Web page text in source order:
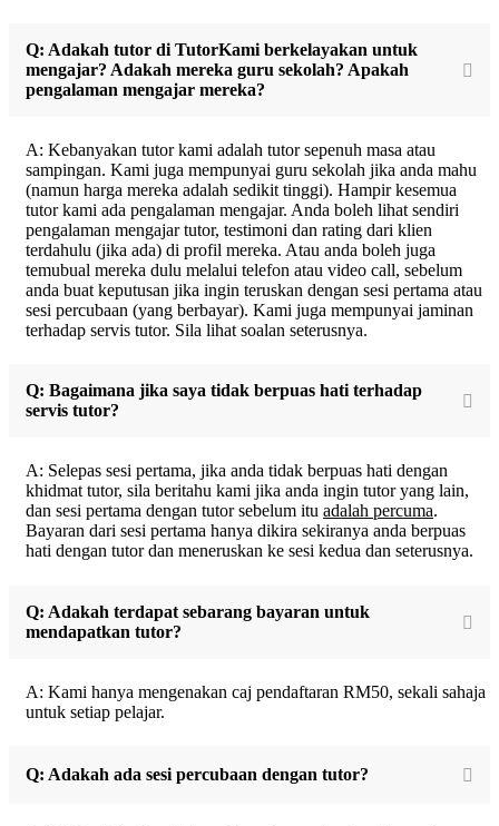
Q: Adakah tutor di TutorKami berkelayakan untuk
mengajar? Adakah mereka guru sekolah? Apakah
pengalaman mengajar mereka?
A: Kebanyakan tutor kami adalah tutor sepenuh masa atau
sampingan. Kami juga mempunyai guru sekolah jika anda mahu
(namun harga mereka adalah sedikit tinggi). Hampir kesemua
tutor kami ada pengalaman mengajar. Anda boleh lihat sendiri
pengalaman mengajar tutor, testimoni dan rating dari klien
terdahulu (jika ada) di profil mereka. Atau anda boleh juga
temubual mereka dulu melalui telefon atau video call, sebelum
anda buat keputusan jika ingin teruskan dengan sesi pertama atau
sesi percubaan (yang berbayar). Kami juga mempunyai jaminan
terhadap servis tutor. Sila lihat soalan seterusnya.
Q: Bagaimana jika saya tidak berpuas hati terhadap
servis tutor?
A: Selepas sesi pertama, jika anda tidak berpuas hati dengan
khidmat tutor, sila beritahu kami jika anda ingin tutor yang lain,
dan sesi pertama dengan tutor sebelum itu adalah percuma.
Bayaran dari sesi pertama hanya dikira sekiranya anda berpuas
hati dengan tutor dan meneruskan ke sesi kedua dan seterusnya.
Q: Adakah terdapat sebarang bayaran untuk
mendapatkan tutor?
A: Kami hanya mengenakan caj pendaftaran RM50, sekali sahaja
untuk setiap pelajar.
Q: Adakah ada sesi percubaan dengan tutor?